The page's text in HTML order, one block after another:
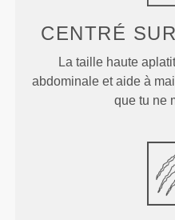
CENTRÉ SUR
La taille haute
abdominale et aide à
que tu ne